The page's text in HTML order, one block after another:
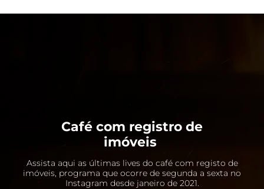
Café com registro de
imóveis
Assista aqui as últimas lives do café com registo de
imóveis, programa que ocorre de segunda a sexta no
Instagram desde janeiro de 2021.